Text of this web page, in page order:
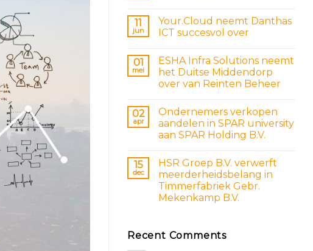
11
jun
Your.Cloud neemt Danthas
ICT succesvol over
01
mei
ESHA Infra Solutions neemt
het Duitse Middendorp
over van Reinten Beheer
02
apr
Ondernemers verkopen
aandelen in SPAR university
aan SPAR Holding B.V.
15
dec
HSR Groep B.V. verwerft
meerderheidsbelang in
Timmerfabriek Gebr.
Mekenkamp B.V.
Recent Comments